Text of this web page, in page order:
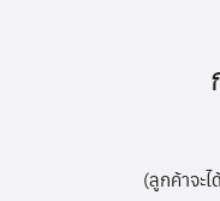
(ลูกค้าจะ